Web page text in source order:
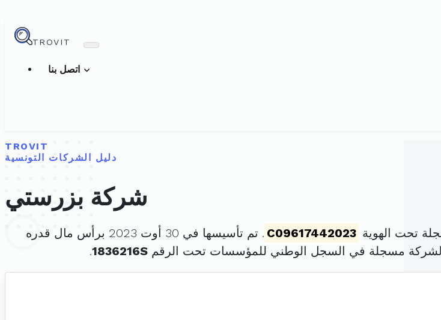
TROVIT
TROVIT
دليل الشركات التونسية
شركة بزرستي
تحت الهوية C09617442023 . تم تأسيسها في 30 أوت 2023 برأس مال قدره
مسجلة في السجل الوطني للمؤسسات تحت الرقم 1836216S
.